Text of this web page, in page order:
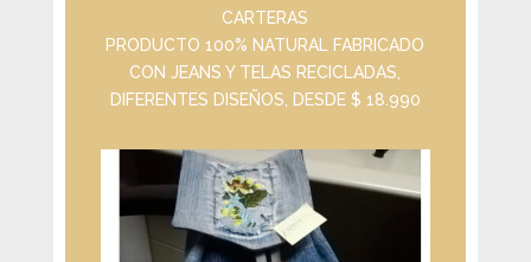
CARTERAS
PRODUCTO 100% NATURAL FABRICADO
CON JEANS Y TELAS RECICLADAS,
DIFERENTES DISEÑOS, DESDE $ 18.990